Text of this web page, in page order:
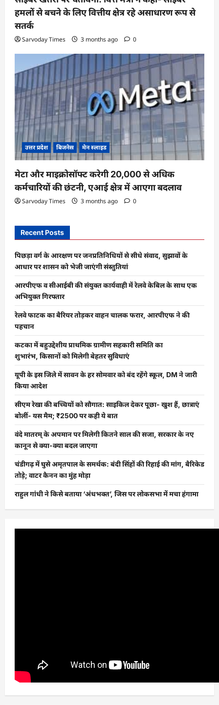
हमलों से बचने के लिए वित्तीय क्षेत्र रहे असाधारण रूप से
सतर्क
Sarvoday Times 3 months ago 0
उत्तर प्रदेश बिजनेस मेन स्लाइड
मेटा और माइक्रोसॉफ्ट करेगी 20,000 से अधिक
कर्मचारियों की छंटनी, एआई क्षेत्र में आएगा बदलाव
Sarvoday Times 3 months ago 0
Recent Posts
पिछड़ा वर्ग के आरक्षण पर जनप्रतिनिधियों से सीधे संवाद, सुझावों के
आधार पर शासन को भेजी जाएंगी संस्तुतियां
आरपीएफ व सीआईबी की संयुक्त कार्यवाही में रेलवे केबिल के साथ एक
अभियुक्त गिरफ्तार
रेलवे फाटक का बैरियर तोड़कर वाहन चालक फरार, आरपीएफ ने की
पहचान
कटका में बहुउद्देशीय प्राथमिक ग्रामीण सहकारी समिति का
शुभारंभ, किसानों को मिलेगी बेहतर सुविधाएं
यूपी के इस जिले में सावन के हर सोमवार को बंद रहेंगे स्कूल, DM ने जारी
किया आदेश
सीएम रेखा की बच्चियों को सौगात: साइकिल देकर पूछा- खुश हैं, छात्राएं
बोलीं- यस मैम; ₹2500 पर कही ये बात
वंदे मातरम् के अपमान पर मिलेगी कितने साल की सजा, सरकार के नए
कानून से क्या-क्या बदल जाएगा
चंडीगढ़ में घुसे अमृतपाल के समर्थक: बंदी सिंहों की रिहाई की मांग, बैरिकेड
तोड़े; वाटर कैनन का मुंह मोड़ा
राहुल गांधी ने किसे बताया ‘अंधभक्त’, जिस पर लोकसभा में मचा हंगामा